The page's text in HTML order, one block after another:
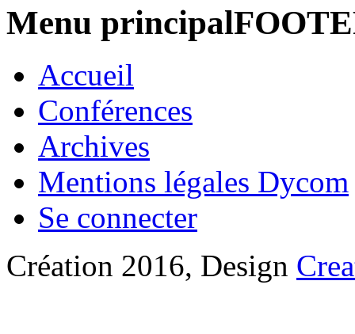
Menu
Accueil
Conférences
Archives
Mentions légales Dycom
Se connecter
Création 2016, Design